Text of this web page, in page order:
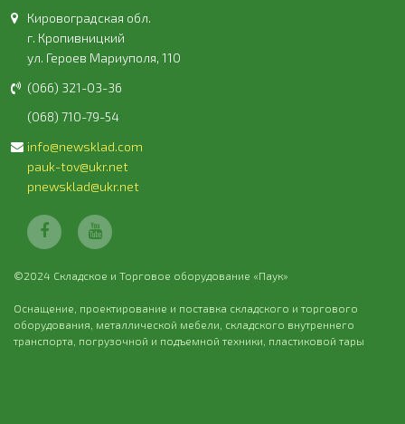
Кировоградская обл.
г. Кропивницкий
ул. Героев Мариуполя, 110
(066) 321-03-36
(068) 710-79-54
info@newsklad.com
pauk-tov@ukr.net
pnewsklad@ukr.net
©2024 Складское и Торговое оборудование «Паук»
Оснащение, проектирование и поставка складского и торгового
оборудования, металлической мебели, складского внутреннего
транспорта, погрузочной и подъемной техники, пластиковой тары